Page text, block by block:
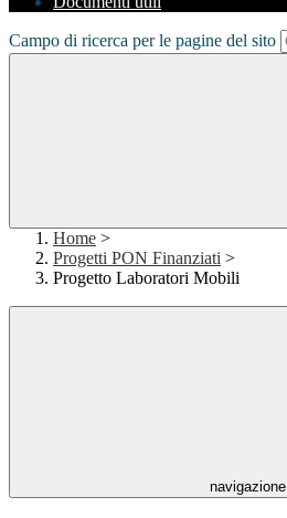
Campo di ricerca per le pagine del sito
Home >
Progetti PON Finanziati >
Progetto Laboratori Mobili
navigazione